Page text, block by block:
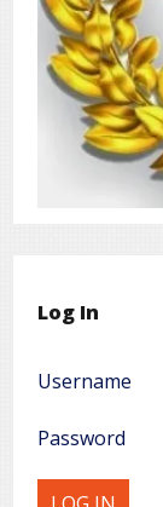
Log In
Username
Password